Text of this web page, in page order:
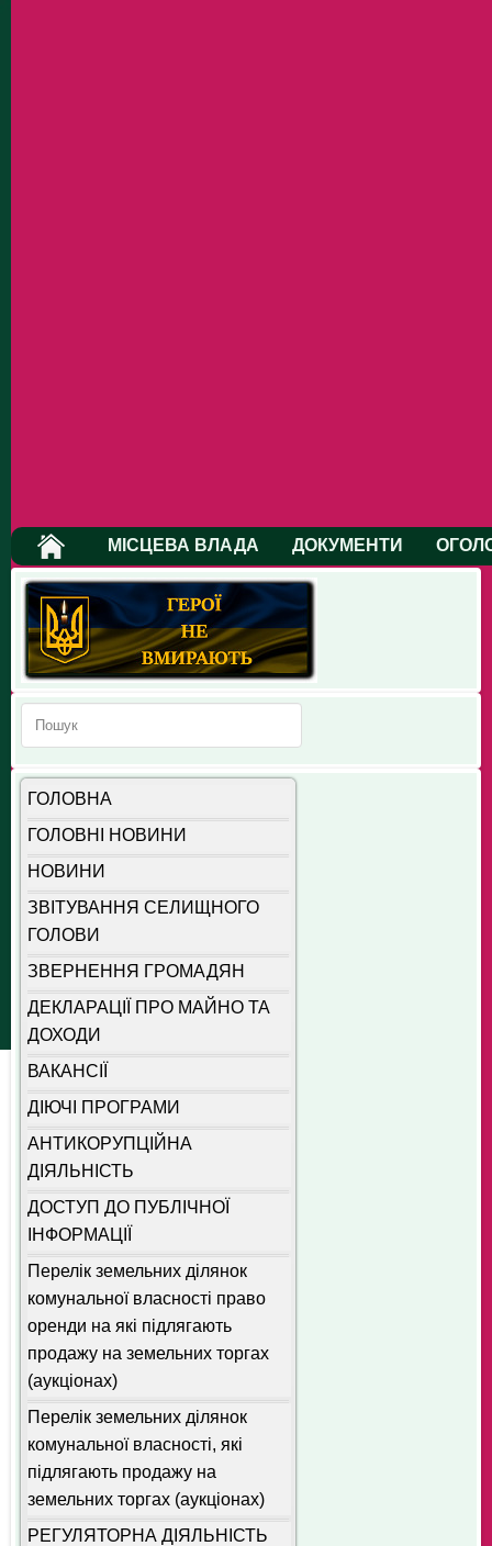
МІСЦЕВА ВЛАДА ДОКУМЕНТИ
ГОЛОВНА
ГОЛОВНІ НОВИНИ
НОВИНИ
ЗВІТУВАННЯ СЕЛИЩНОГО
ГОЛОВИ
ЗВЕРНЕННЯ ГРОМАДЯН
ДЕКЛАРАЦІЇ ПРО МАЙНО ТА
ДОХОДИ
ВАКАНСІЇ
ДІЮЧІ ПРОГРАМИ
АНТИКОРУПЦІЙНА
ДІЯЛЬНІСТЬ
ДОСТУП ДО ПУБЛІЧНОЇ
ІНФОРМАЦІЇ
Перелік земельних ділянок
комунальної власності право
оренди на які підлягають
продажу на земельних торгах
(аукціонах)
Перелік земельних ділянок
комунальної власності, які
підлягають продажу на
земельних торгах (аукціонах)
РЕГУЛЯТОРНА ДІЯЛЬНІСТЬ